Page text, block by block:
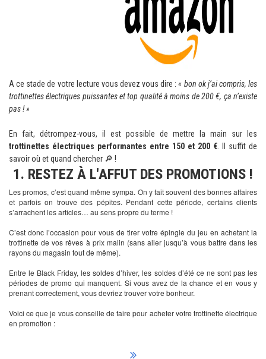
A ce stade de votre lecture vous devez vous dire :« bon ok j’ai compris, les
trottinettes électriques puissantes et top qualité à moins de 200 €, ça n’existe
pas ! »
En fait, détrompez-vous, il est possible de mettre la main sur les
trottinettes électriques performantes entre 150 et 200 € . Il suffit de
savoir où et quand chercher 🔎 !
1. RESTEZ À L'AFFUT DES PROMOTIONS !
Les promos, c’est quand même sympa. On y fait souvent des bonnes affaires
et parfois on trouve des pépites. Pendant cette période, certains clients
s’arrachent les articles… au sens propre du terme !
C’est donc l’occasion pour vous de tirer votre épingle du jeu en achetant la
trottinette de vos rêves à prix malin (sans aller jusqu’à vous battre dans les
rayons du magasin tout de même).
Entre le Black Friday, les soldes d’hiver, les soldes d’été ce ne sont pas les
périodes de promo qui manquent. Si vous avez de la chance et en vous y
prenant correctement, vous devriez trouver votre bonheur.
Voici ce que je vous conseille de faire pour acheter votre trottinette électrique
en promotion :